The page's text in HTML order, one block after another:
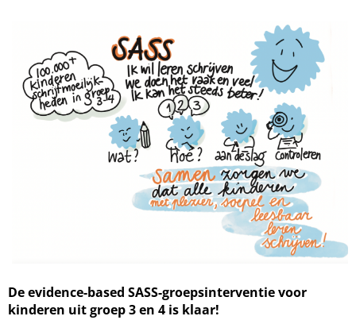
De evidence-based SASS-groepsinterventie voor
kinderen uit groep 3 en 4 is klaar!